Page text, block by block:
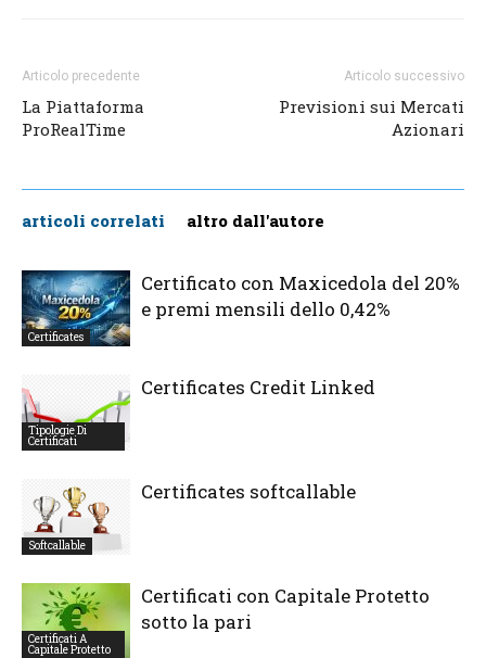
Articolo precedente
La Piattaforma
ProRealTime
Articolo successivo
Previsioni sui Mercati
Azionari
articoli correlati altro dall'autore
Certificates
Certificato con Maxicedola del 20%
e premi mensili dello 0,42%
Tipologie Di
Certificati
Certificates Credit Linked
Softcallable
Certificates softcallable
Certificati A
Capitale Protetto
Certificati con Capitale Protetto
sotto la pari